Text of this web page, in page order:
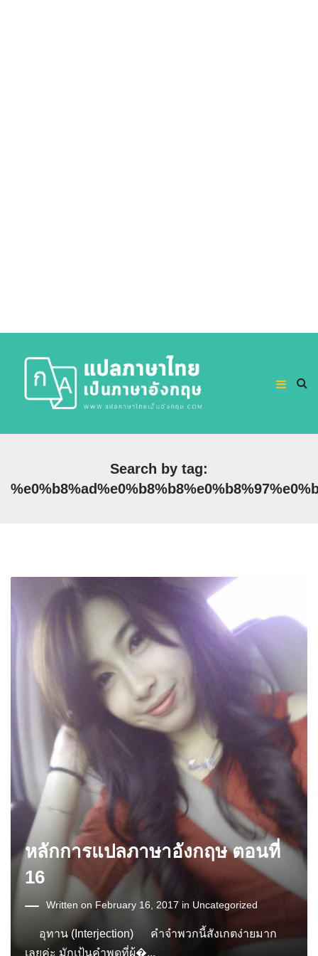
Search by tag:
หลักการแปลภาษาอังกฤษ ตอนที่
16
Written on February 16, 2017 in Uncategorized
อุทาน (Interjection) คำจำพวกนี้สังเกตง่ายมาก
เลยค่ะ มักเป้นคำพูดที่ผู้�...